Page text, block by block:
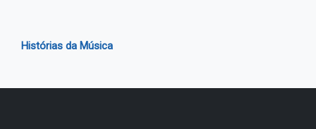
Histórias da Música